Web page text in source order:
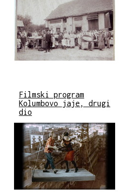
Filmski program
Kolumbovo jaje, drugi
dio